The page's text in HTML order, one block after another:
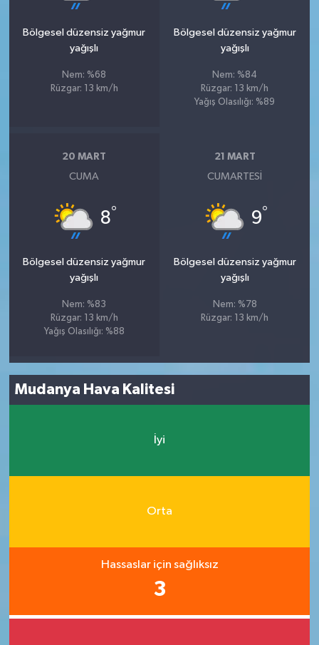
Bölgesel düzensiz yağmur
yağışlı
Nem: %68
Rüzgar: 13 km/h
Bölgesel düzensiz yağmur
yağışlı
Nem: %84
Rüzgar: 13 km/h
Yağış Olasılığı: %89
20 MART
CUMA
8°
Bölgesel düzensiz yağmur
yağışlı
Nem: %83
Rüzgar: 13 km/h
Yağış Olasılığı: %88
21 MART
CUMARTESI
9°
Bölgesel düzensiz yağmur
yağışlı
Nem: %78
Rüzgar: 13 km/h
Mudanya Hava Kalitesi
İyi
Orta
Hassaslar için sağlıksız
3